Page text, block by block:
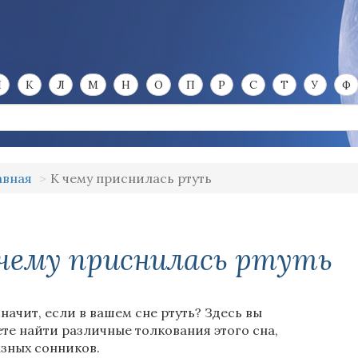
К Л М Н О П Р С Т У Ф
К чему приснилась ртуть
приснилась ртуть
если в вашем сне ртуть? Здесь вы
найти различные толкования этого сна,
сонников.